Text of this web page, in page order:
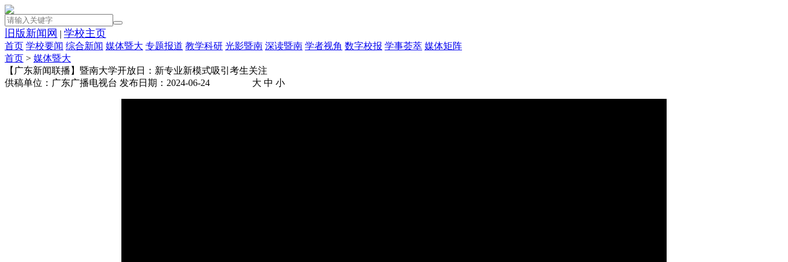
旧版新闻网 | 学校主页
首页 学校要闻 综合新闻 媒体暨大 专题报道 教学科研 光影暨南 深读暨南 学者视角 数字校报 学事荟萃 媒体矩阵
首页 > 媒体暨大
【广东新闻联播】暨南大学开放日：新专业新模式吸引考生关注
供稿单位：广东广播电视台 发布日期：2024-06-24 大 中 小